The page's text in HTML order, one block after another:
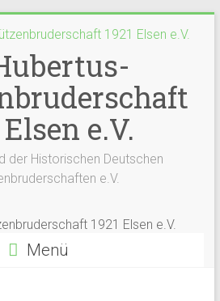
Elsen e.V.
der Historischen Deutschen
e.V.
Menü